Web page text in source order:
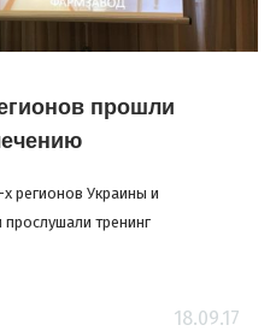
прошли
регионов Украины и
прослушали тренинг
18.09.17